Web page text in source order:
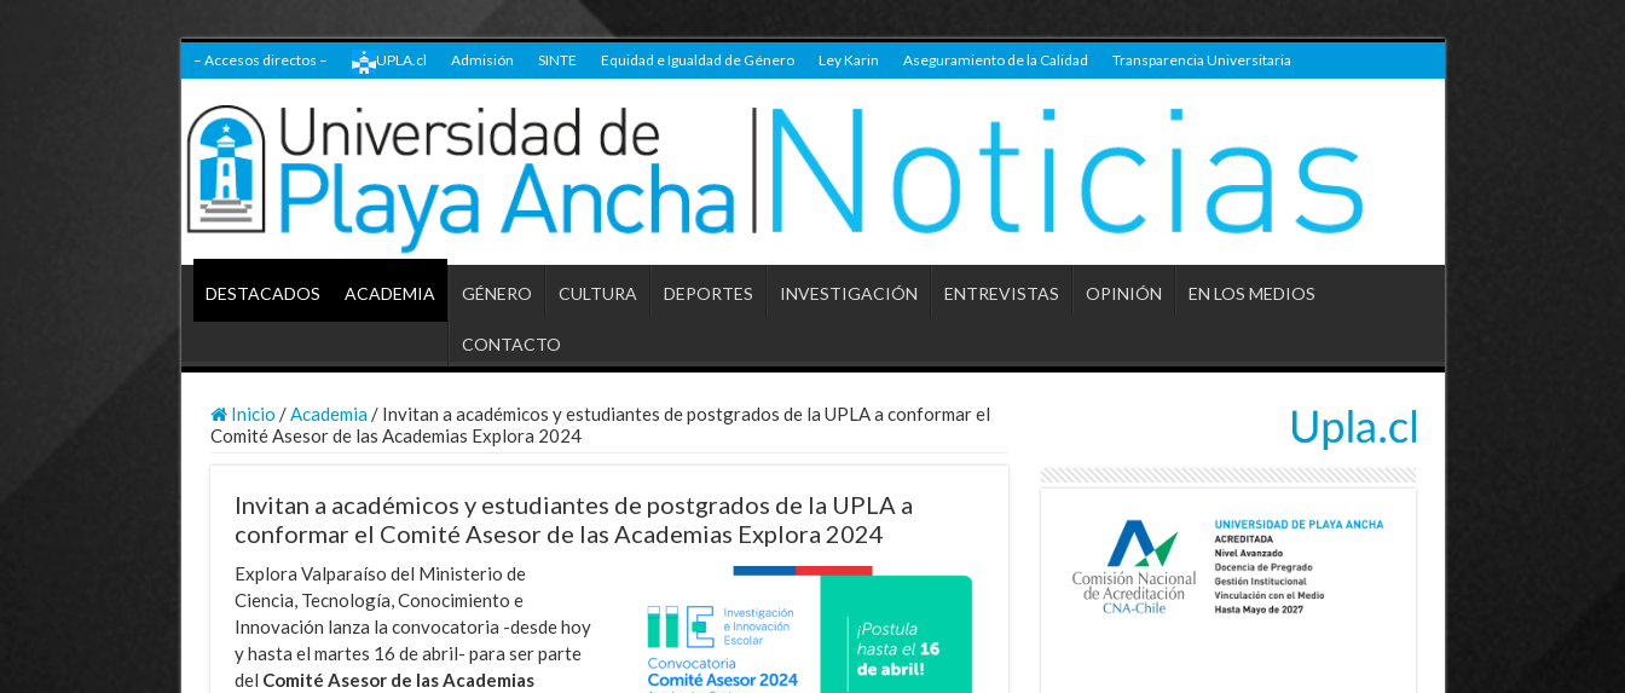
– Accesos directos – UPLA.cl Admisión SINTE Equidad e Igualdad de Género Ley Karin Aseguramiento de la Calidad Transparencia Universitaria
DESTACADOS ACADEMIA GÉNERO CULTURA DEPORTES INVESTIGACIÓN ENTREVISTAS OPINIÓN EN LOS MEDIOS
CONTACTO
Inicio / Academia / Invitan a académicos y estudiantes de postgrados de la UPLA a conformar el
Comité Asesor de las Academias Explora 2024
Invitan a académicos y estudiantes de postgrados de la UPLA a
conformar el Comité Asesor de las Academias Explora 2024
Explora Valparaíso del Ministerio de
Ciencia, Tecnología, Conocimiento e
Innovación lanza la convocatoria -desde hoy
y hasta el martes 16 de abril- para ser parte
del Comité Asesor de las Academias